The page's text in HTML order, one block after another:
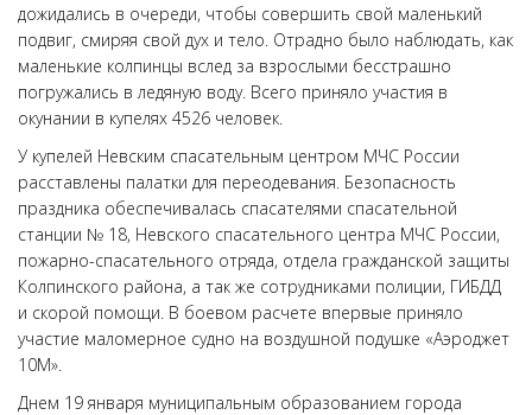
дожидались в очереди, чтобы совершить свой маленький
подвиг, смиряя свой дух и тело. Отрадно было наблюдать, как
маленькие колпинцы вслед за взрослыми бесстрашно
погружались в ледяную воду. Всего приняло участия в
окунании в купелях 4526 человек.
У купелей Невским спасательным центром МЧС России
расставлены палатки для переодевания. Безопасность
праздника обеспечивалась спасателями спасательной
станции № 18, Невского спасательного центра МЧС России,
пожарно-спасательного отряда, отдела гражданской защиты
Колпинского района, а так же сотрудниками полиции, ГИБДД
и скорой помощи. В боевом расчете впервые приняло
участие маломерное судно на воздушной подушке «Аэроджет
10М».
Днем 19 января муниципальным образованием города